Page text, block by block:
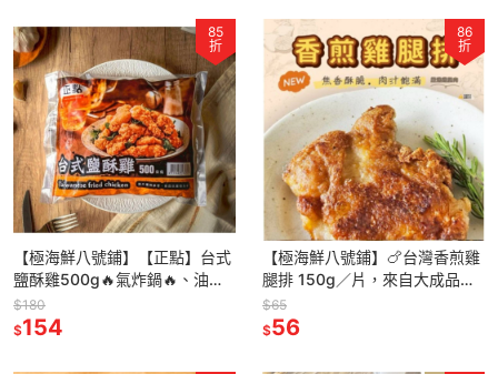
85
折
【極海鮮八號鋪】【正點】台式
鹽酥雞500g🔥氣炸鍋🔥、油炸
🍳還是烤箱，都能快速還原現炸
等級，在家也能輕鬆開攤！
$180
$154
86
折
【極海鮮八號鋪】🍗台灣香煎雞
腿排 150g／片，來自大成品牌
的冷凍雞腿排，已經醃製入味，
可煎可烤、料理多元、方便好
$65
$56